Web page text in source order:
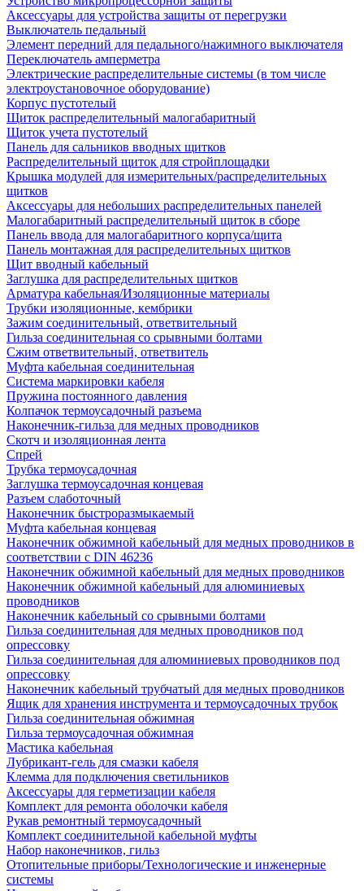
Аксессуары для устройства защиты от перегрузки
Выключатель педальный
Элемент передний для педального/нажимного выключателя
Переключатель амперметра
Электрические распределительные системы (в том числе
электроустановочное оборудование)
Корпус пустотелый
Щиток распределительный малогабаритный
Щиток учета пустотелый
Панель для сальников вводных щитков
Распределительный щиток для стройплощадки
Крышка модулей для измерительных/распределительных
щитков
Аксессуары для небольших распределительных панелей
Малогабаритный распределительный щиток в сборе
Панель ввода для малогабаритного корпуса/щита
Панель монтажная для распределительных щитков
Щит вводный кабельный
Заглушка для распределительных щитков
Арматура кабельная/Изоляционные материалы
Трубки изоляционные, кембрики
Зажим соединительный, ответвительный
Гильза соединительная со срывными болтами
Сжим ответвительный, ответвитель
Муфта кабельная соединительная
Система маркировки кабеля
Пружина постоянного давления
Колпачок термоусадочный разъема
Наконечник-гильза для медных проводников
Скотч и изоляционная лента
Спрей
Трубка термоусадочная
Заглушка термоусадочная концевая
Разъем слаботочный
Наконечник быстроразмыкаемый
Муфта кабельная концевая
Наконечник обжимной кабельный для медных проводников в
соответствии с DIN 46236
Наконечник обжимной кабельный для медных проводников
Наконечник обжимной кабельный для алюминиевых
проводников
Наконечник кабельный со срывными болтами
Гильза соединительная для медных проводников под
опрессовку
Гильза соединительная для алюминиевых проводников под
опрессовку
Наконечник кабельный трубчатый для медных проводников
Ящик для хранения инструмента и термоусадочных трубок
Гильза соединительная обжимная
Гильза термоусадочная обжимная
Мастика кабельная
Лубрикант-гель для смазки кабеля
Клемма для подключения светильников
Аксессуары для герметизации кабеля
Комплект для ремонта оболочки кабеля
Рукав ремонтный термоусадочный
Комплект соединительной кабельной муфты
Набор наконечников, гильз
Отопительные приборы/Технологические и инженерные
системы